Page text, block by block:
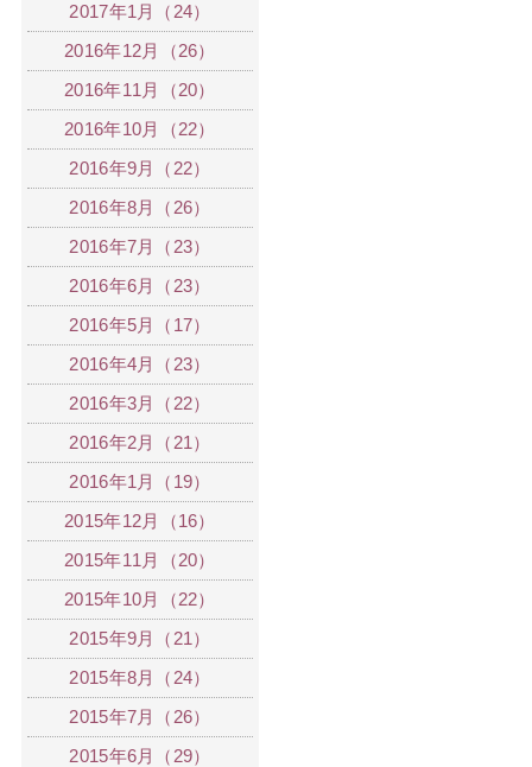
2017年1月（24）
2016年12月（26）
2016年11月（20）
2016年10月（22）
2016年9月（22）
2016年8月（26）
2016年7月（23）
2016年6月（23）
2016年5月（17）
2016年4月（23）
2016年3月（22）
2016年2月（21）
2016年1月（19）
2015年12月（16）
2015年11月（20）
2015年10月（22）
2015年9月（21）
2015年8月（24）
2015年7月（26）
2015年6月（29）